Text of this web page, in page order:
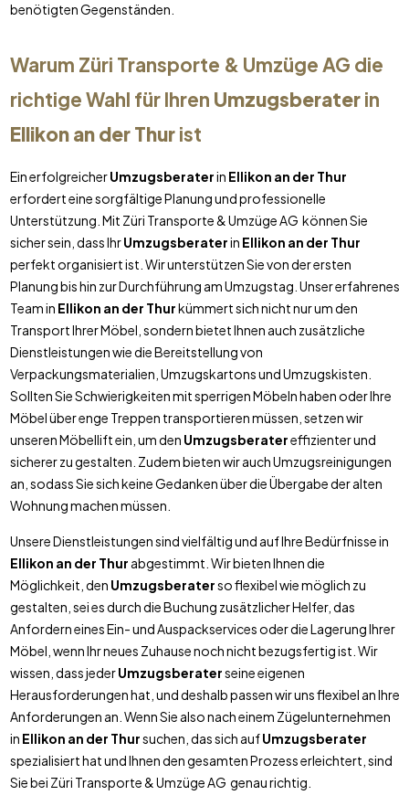
benötigten Gegenständen.
Warum Züri Transporte & Umzüge AG die
richtige Wahl für Ihren Umzugsberaterin
Ellikon an der Thurist
Ein erfolgreicherUmzugsberaterin Ellikon an der Thur
erfordert eine sorgfältige Planung und professionelle
Unterstützung. Mit Züri Transporte & Umzüge AG können Sie
sicher sein, dass IhrUmzugsberaterin Ellikon an der Thur
perfekt organisiert ist. Wir unterstützen Sie von der ersten
Planung bis hin zur Durchführung am Umzugstag. Unser erfahrenes
Team in Ellikon an der Thurkümmert sich nicht nur um den
Transport Ihrer Möbel, sondern bietet Ihnen auch zusätzliche
Dienstleistungen wie die Bereitstellung von
Verpackungsmaterialien, Umzugskartons und Umzugskisten.
Sollten Sie Schwierigkeiten mit sperrigen Möbeln haben oder Ihre
Möbel über enge Treppen transportieren müssen, setzen wir
unseren Möbellift ein, um den Umzugsberatereffizienter und
sicherer zu gestalten. Zudem bieten wir auch Umzugsreinigungen
an, sodass Sie sich keine Gedanken über die Übergabe der alten
Wohnung machen müssen.
Unsere Dienstleistungen sind vielfältig und auf Ihre Bedürfnisse in
Ellikon an der Thur abgestimmt. Wir bieten Ihnen die
Möglichkeit, den Umzugsberaterso flexibel wie möglich zu
gestalten, sei es durch die Buchung zusätzlicher Helfer, das
Anfordern eines Ein- und Auspackservices oder die Lagerung Ihrer
Möbel, wenn Ihr neues Zuhause noch nicht bezugsfertig ist. Wir
wissen, dass jederUmzugsberaterseine eigenen
Herausforderungen hat, und deshalb passen wir uns flexibel an Ihre
Anforderungen an. Wenn Sie also nach einem Zügelunternehmen
in Ellikon an der Thursuchen, das sich aufUmzugsberater
spezialisiert hat und Ihnen den gesamten Prozess erleichtert, sind
Sie bei Züri Transporte & Umzüge AG genau richtig.